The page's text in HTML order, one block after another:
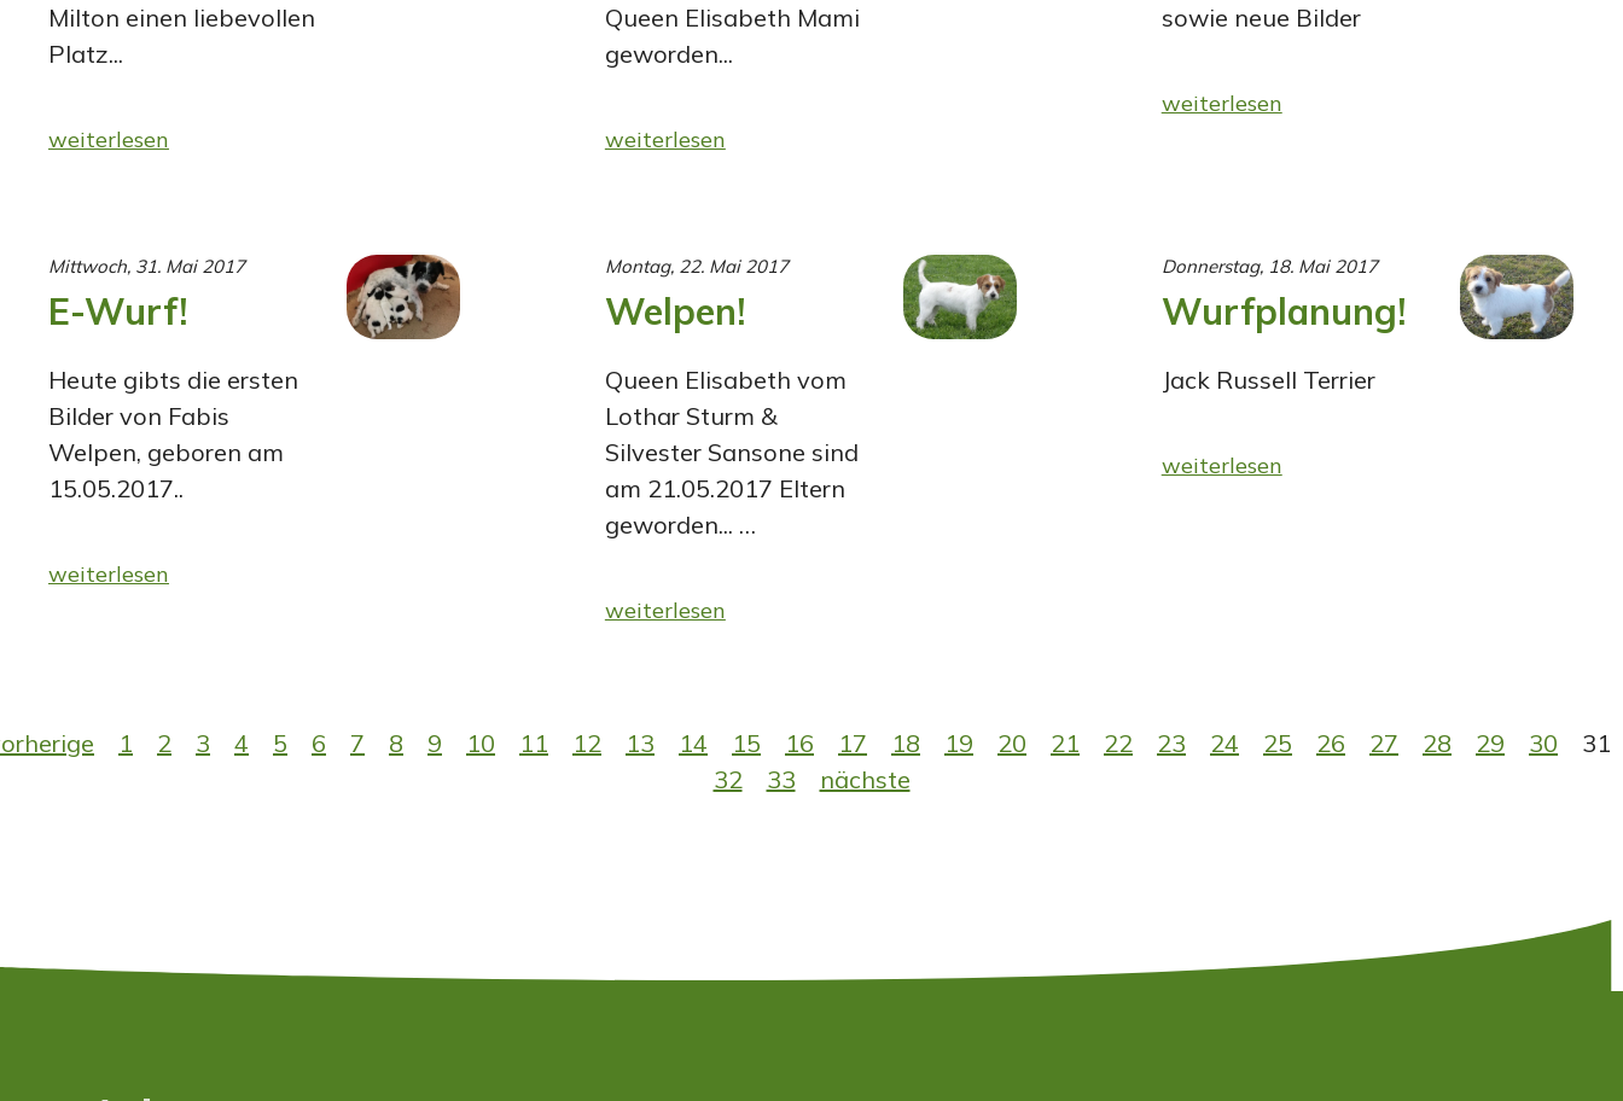
Milton einen liebevollen
Platz...
weiterlesen
Queen Elisabeth Mami
geworden...
weiterlesen
sowie neue Bilder
weiterlesen
Mittwoch, 31. Mai 2017
E-Wurf!
Heute gibts die ersten
Bilder von Fabis
Welpen, geboren am
15.05.2017..
weiterlesen
Montag, 22. Mai 2017
Welpen!
Queen Elisabeth vom
Lothar Sturm &
Silvester Sansone sind
am 21.05.2017 Eltern
geworden... …
weiterlesen
Donnerstag, 18. Mai 2017
Wurfplanung!
Jack Russell Terrier
weiterlesen
1 2 3 4 5 6 7 8 9 10 11 12 13 14 15 16 17 18 19 20 21 22 23 24 25 26 27 28 29 30
31
32
33 nächste